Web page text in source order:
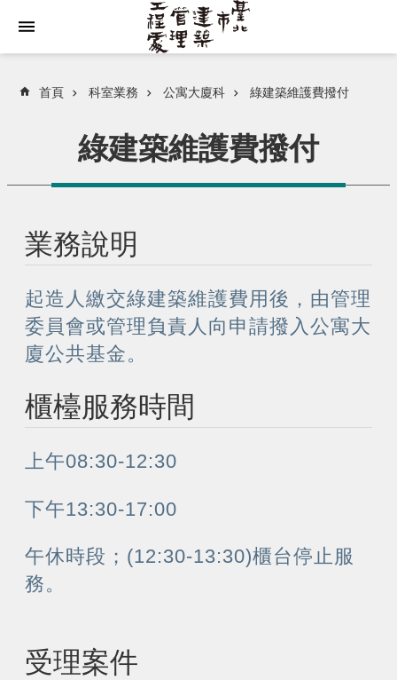
首頁 科室業務 公寓大廈科 綠建築維護費撥付
綠建築維護費撥付
業務說明
起造人繳交綠建築維護費用後，由管理
委員會或管理負責人向申請撥入公寓大
廈公共基金。
櫃檯服務時間
上午08:30-12:30
下午13:30-17:00
午休時段；(12:30-13:30)櫃台停止服
務。
受理案件